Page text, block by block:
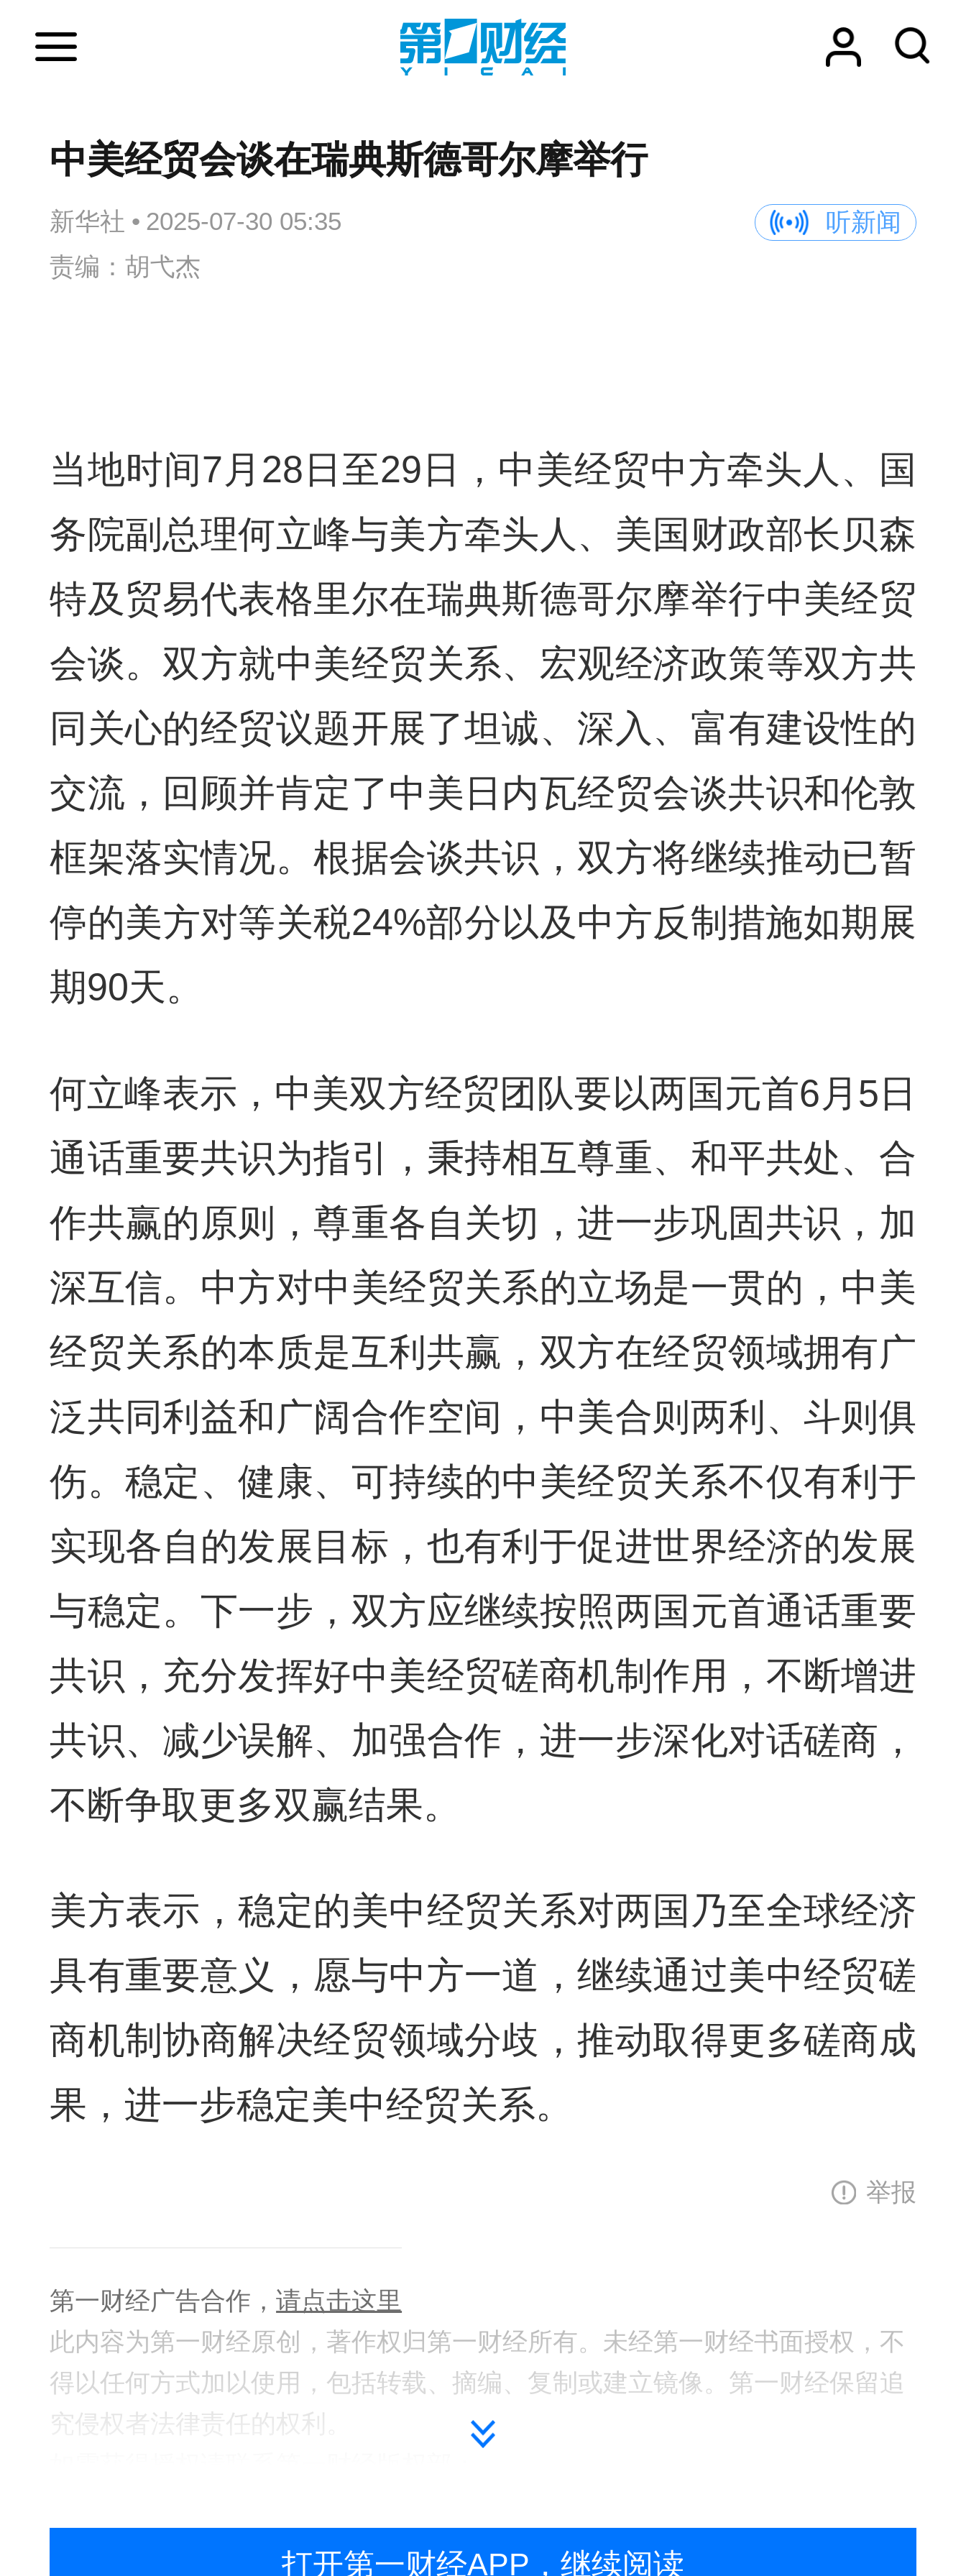
中美经贸会谈在瑞典斯德哥尔摩举行
新华社 • 2025-07-30 05:35
听新闻
责编：胡弋杰
当地时间7月28日至29日，中美经贸中方牵头人、国
务院副总理何立峰与美方牵头人、美国财政部长贝森
特及贸易代表格里尔在瑞典斯德哥尔摩举行中美经贸
会谈。双方就中美经贸关系、宏观经济政策等双方共
同关心的经贸议题开展了坦诚、深入、富有建设性的
交流，回顾并肯定了中美日内瓦经贸会谈共识和伦敦
框架落实情况。根据会谈共识，双方将继续推动已暂
停的美方对等关税24%部分以及中方反制措施如期展
期90天。
何立峰表示，中美双方经贸团队要以两国元首6月5日
通话重要共识为指引，秉持相互尊重、和平共处、合
作共赢的原则，尊重各自关切，进一步巩固共识，加
深互信。中方对中美经贸关系的立场是一贯的，中美
经贸关系的本质是互利共赢，双方在经贸领域拥有广
泛共同利益和广阔合作空间，中美合则两利、斗则俱
伤。稳定、健康、可持续的中美经贸关系不仅有利于
实现各自的发展目标，也有利于促进世界经济的发展
与稳定。下一步，双方应继续按照两国元首通话重要
共识，充分发挥好中美经贸磋商机制作用，不断增进
共识、减少误解、加强合作，进一步深化对话磋商，
不断争取更多双赢结果。
美方表示，稳定的美中经贸关系对两国乃至全球经济
具有重要意义，愿与中方一道，继续通过美中经贸磋
商机制协商解决经贸领域分歧，推动取得更多磋商成
果，进一步稳定美中经贸关系。
举报
第一财经广告合作，请点击这里
此内容为第一财经原创，著作权归第一财经所有。未经第一财经书面授权，不
得以任何方式加以使用，包括转载、摘编、复制或建立镜像。第一财经保留追
究侵权者法律责任的权利。
打开第一财经APP，继续阅读